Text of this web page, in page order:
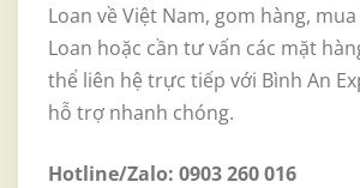
Loan về Việt Nam, gom hàng,
Loan hoặc cần tư vấn các mặt
thể liên hệ trực tiếp với Bình An
hỗ trợ nhanh chóng.
Hotline/Zalo: 0903 260 016